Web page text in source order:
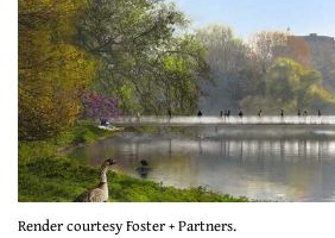
Render courtesy Foster + Partners.